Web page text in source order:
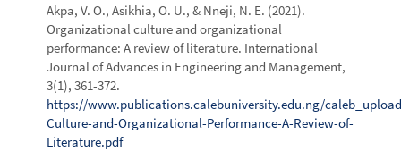
Akpa, V. O., Asikhia, O. U., & Nneji, N. E. (2021).
Organizational culture and organizational
performance: A review of literature. International
Journal of Advances in Engineering and Management,
3(1), 361-372.
https://www.publications.calebuniversity.edu.ng/
Culture-and-Organizational-Performance-A-Review-of-
Literature.pdf